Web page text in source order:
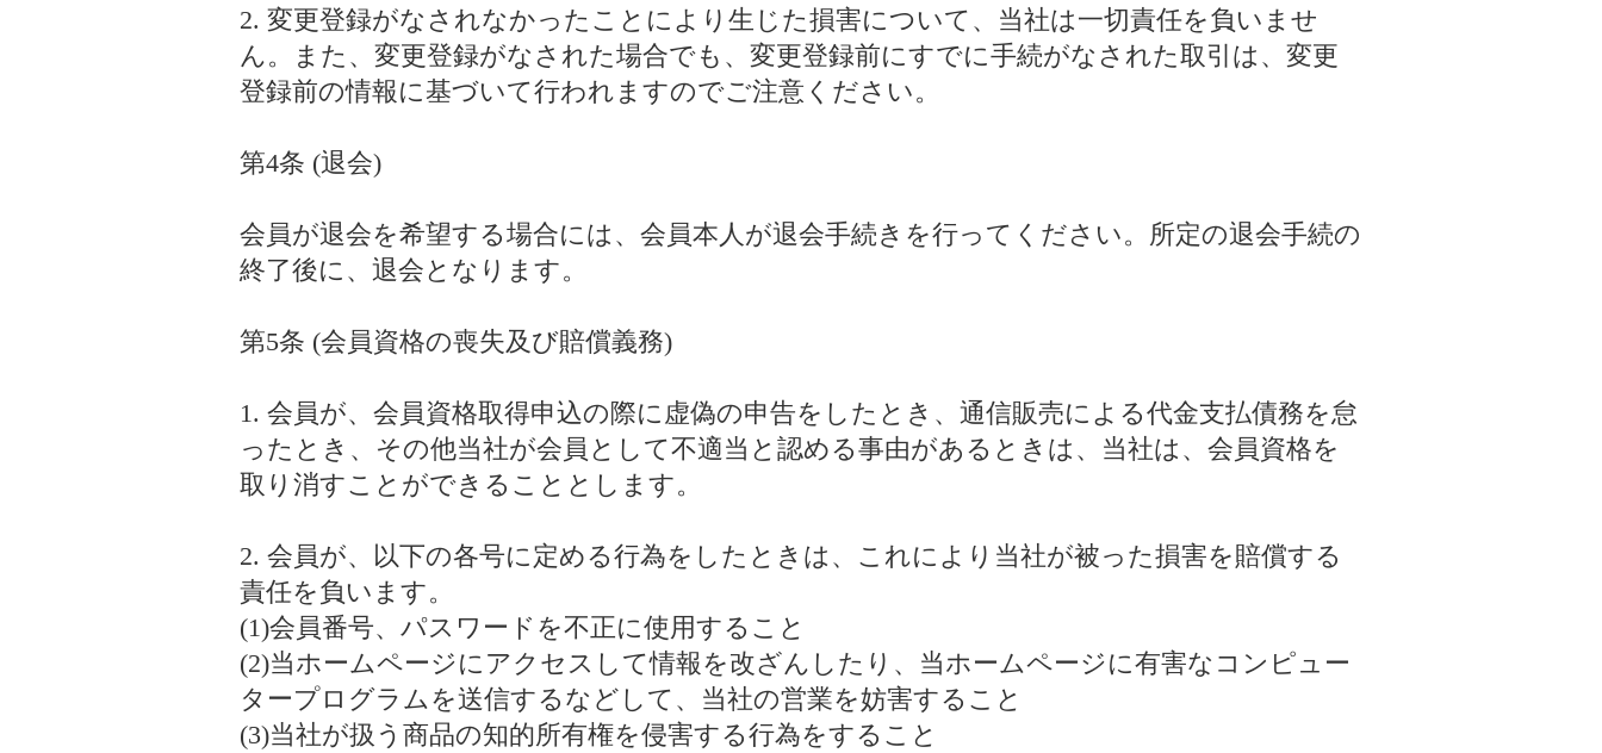
2. 変更登録がなされなかったことにより生じた損害について、当社は一切責任を負いませ
ん。また、変更登録がなされた場合でも、変更登録前にすでに手続がなされた取引は、変更
登録前の情報に基づいて行われますのでご注意ください。
第4条 (退会)
会員が退会を希望する場合には、会員本人が退会手続きを行ってください。所定の退会手続の
終了後に、退会となります。
第5条 (会員資格の喪失及び賠償義務)
1. 会員が、会員資格取得申込の際に虚偽の申告をしたとき、通信販売による代金支払債務を怠
ったとき、その他当社が会員として不適当と認める事由があるときは、当社は、会員資格を
取り消すことができることとします。
2. 会員が、以下の各号に定める行為をしたときは、これにより当社が被った損害を賠償する
責任を負います。
(1)会員番号、パスワードを不正に使用すること
(2)当ホームページにアクセスして情報を改ざんしたり、当ホームページに有害なコンピュー
タープログラムを送信するなどして、当社の営業を妨害すること
(3)当社が扱う商品の知的所有権を侵害する行為をすること